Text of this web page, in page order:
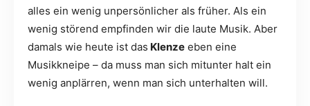
alles ein wenig unpersönlicher als früher. Als ein
wenig störend empfinden wir die laute Musik. Aber
damals wie heute ist das Klenze eben eine
Musikkneipe – da muss man sich mitunter halt ein
wenig anplärren, wenn man sich unterhalten will.